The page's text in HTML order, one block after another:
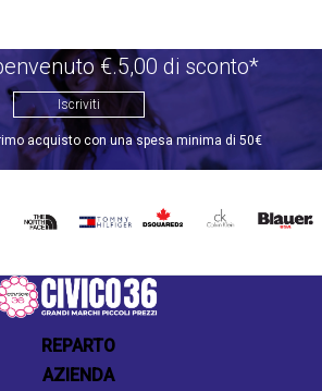
€.5,00 di sconto*
Iscriviti
acquisto con una spesa minima di 50€
THE
TOMMY
DSQUARED2
CALVIN BLAUER
REPARTO
AZIENDA